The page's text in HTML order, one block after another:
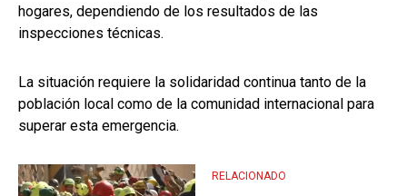
hogares, dependiendo de los resultados de las
inspecciones técnicas.
La situación requiere la solidaridad continua tanto de la
población local como de la comunidad internacional para
superar esta emergencia.
RELACIONADO